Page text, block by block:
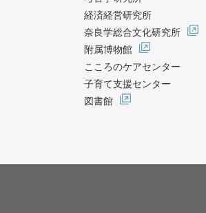
経済経営研究所
奈良学総合文化研究所
附属博物館
こころのケアセンター
子育て支援センター
図書館